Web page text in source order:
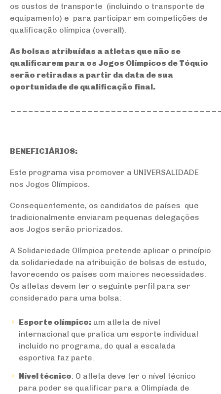
os custos de transporte (incluindo o transporte de
equipamento) e para participar em competições de
qualificação olímpica (overall).
As bolsas atribuídas a atletas que não se
qualificarem para os Jogos Olímpicos de Tóquio
serão retiradas a partir da data de sua
oportunidade de qualificação final.
BENEFICIÁRIOS:
Este programa visa promover a UNIVERSALIDADE
nos Jogos Olímpicos.
Consequentemente, os candidatos de países que
tradicionalmente enviaram pequenas delegações
aos Jogos serão priorizados.
A Solidariedade Olímpica pretende aplicar o princípio
da solidariedade na atribuição de bolsas de estudo,
favorecendo os países com maiores necessidades.
Os atletas devem ter o seguinte perfil para ser
considerado para uma bolsa:
Esporte olímpico: um atleta de nível
internacional que pratica um esporte individual
incluído no programa, do qual a escalada
esportiva faz parte.
Nível técnico: O atleta deve ter o nível técnico
para poder se qualificar para a Olimpíada de